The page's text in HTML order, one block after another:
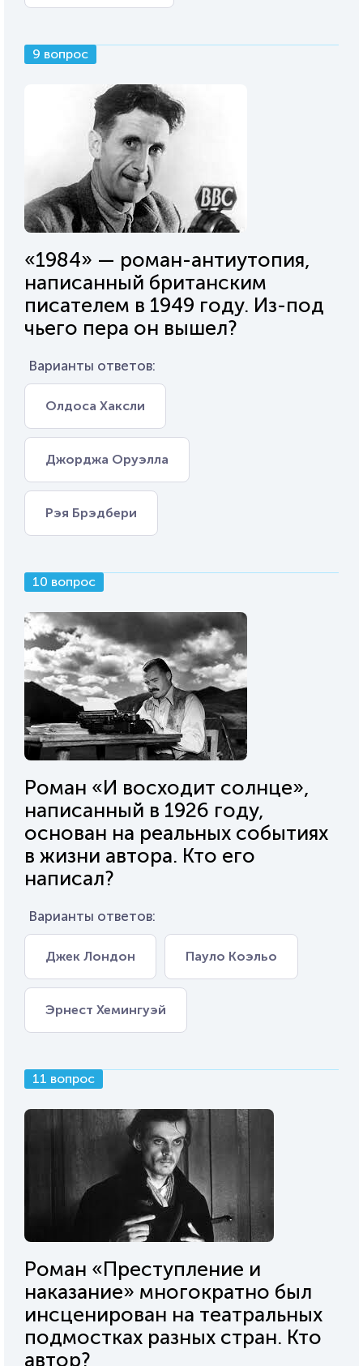
9 вопрос
«1984» — роман-антиутопия,
написанный британским
писателем в 1949 году. Из-под
чьего пера он вышел?
Варианты ответов:
Олдоса Хаксли
Джорджа Оруэлла
Рэя Брэдбери
10 вопрос
Роман «И восходит солнце»,
написанный в 1926 году,
основан на реальных событиях
в жизни автора. Кто его
написал?
Варианты ответов:
Джек Лондон Пауло Коэльо
Эрнест Хемингуэй
11 вопрос
Роман «Преступление и
наказание» многократно был
инсценирован на театральных
подмостках разных стран. Кто
автор?